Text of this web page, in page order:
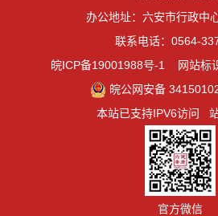
办公地址：六安市行政中
联系电话：0564-
皖ICP备19001988号-1
网站标
皖公网安备
本站已支持IPV6访问
官方微信